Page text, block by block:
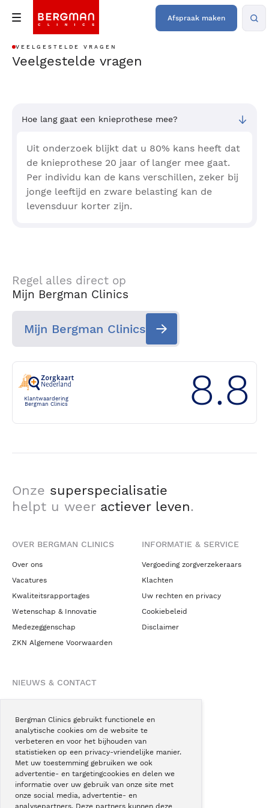
Bergman Clinics gebruikt functionele en
analytische cookies om de website te
verbeteren en voor het bijhouden van
statistieken op een privacy-vriendelijke manier.
Met uw toestemming gebruiken we ook
advertentie- en targetingcookies en delen we
informatie over uw gebruik van onze site met
onze social media, advertentie- en
Afspraak maken
VEELGESTELDE VRAGEN
Veelgestelde vragen
Hoe lang gaat een knieprothese mee?
Uit onderzoek blijkt dat u 80% kans heeft dat
de knieprothese 20 jaar of langer mee gaat.
Per individu kan de kans verschillen, zeker bij
jonge leeftijd en zware belasting kan de
levensduur korter zijn.
Regel alles direct op
Mijn Bergman Clinics
Mijn Bergman Clinics
Klantwaardering
Bergman Clinics
8.8
Onze superspecialisatie
helpt u weer actiever leven.
OVER BERGMAN CLINICS
Over ons
Vacatures
Kwaliteitsrapportages
Wetenschap & Innovatie
Medezeggenschap
ZKN Algemene Voorwaarden
INFORMATIE & SERVICE
Vergoeding zorgverzekeraars
Klachten
Uw rechten en privacy
Cookiebeleid
Disclaimer
NIEUWS & CONTACT
Blogs
Podcast
Pressroom
Instagram
Facebook
LinkedIn